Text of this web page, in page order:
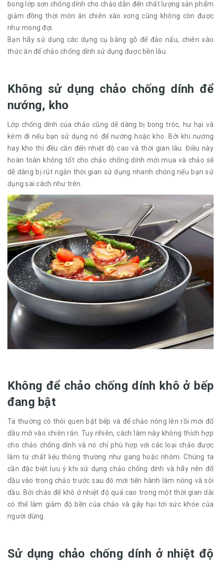
bong lớp sơn chống dính cho chảo dẫn đến chất lượng sản phẩm
giảm đồng thời món ăn chiên xào xong cũng không còn được
như mong đợi.
Bạn hãy sử dụng các dụng cụ bằng gỗ để đảo nấu, chiên xào
thức ăn để chảo chống dính sử dụng được bền lâu.
Không sử dụng chảo chống dính để
nướng, kho
Lớp chống dính của chảo cũng dễ dàng bị bong tróc, hư hại và
kém đi nếu bạn sử dụng nó để nướng hoặc kho. Bởi khi nướng
hay kho thì đều cần đến nhiệt độ cao và thời gian lâu. Điều này
hoàn toàn không tốt cho chảo chống dính mới mua và chảo sẽ
dễ dàng bị rút ngắn thời gian sử dụng nhanh chóng nếu bạn sử
dụng sai cách như trên.
Không để chảo chống dính khô ở bếp
đang bật
Ta thường có thói quen bật bếp và để chảo nóng lên rồi mới đổ
dầu mỡ vào chiên rán. Tuy nhiên, cách làm này không thích hợp
cho chảo chống dính và nó chỉ phù hợp với các loại chảo được
làm từ chất liệu thông thường như gang hoặc nhôm. Chúng ta
cần đặc biệt lưu ý khi sử dụng chảo chống dính và hãy nên đổ
dầu vào trong chảo trước sau đó mới tiến hành làm nóng và sôi
dầu. Bởi chảo để khô ở nhiệt độ quá cao trong một thời gian dài
có thể làm giảm độ bền của chảo và gây hại tới sức khỏe của
người dùng.
Sử dụng chảo chống dính ở nhiệt độ